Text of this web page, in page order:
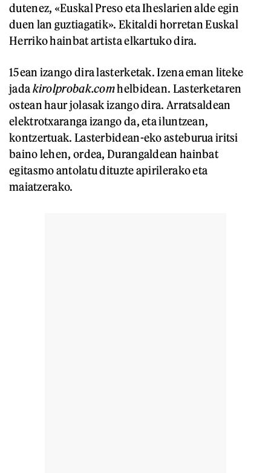
dutenez, «Euskal Preso eta Iheslarien alde egin
duen lan guztiagatik». Ekitaldi horretan Euskal
Herriko hainbat artista elkartuko dira.
15ean izango dira lasterketak. Izena eman liteke
jadakirolprobak.comhelbidean. Lasterketaren
ostean haur jolasak izango dira. Arratsaldean
elektrotxaranga izango da, eta iluntzean,
kontzertuak. Lasterbidean-eko asteburua iritsi
baino lehen, ordea, Durangaldean hainbat
egitasmo antolatu dituzte apirilerako eta
maiatzerako.